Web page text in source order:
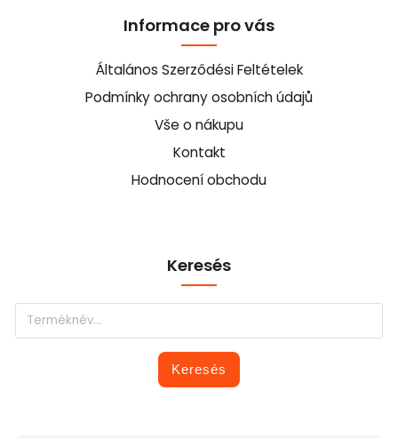
Informace pro vás
Általános Szerződési Feltételek
Podmínky ochrany osobních údajů
Vše o nákupu
Kontakt
Hodnocení obchodu
Keresés
Keresés